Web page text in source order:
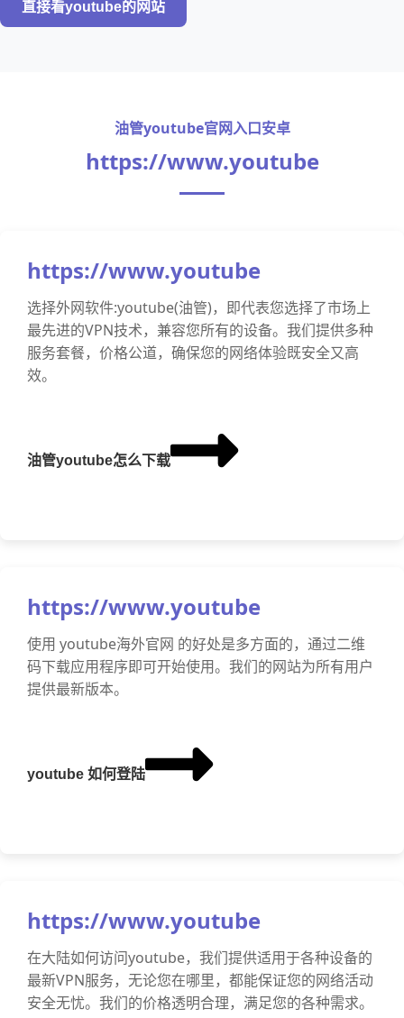
直接看youtube的网站
油管youtube官网入口安卓
https://www.youtube
https://www.youtube
选择外网软件:youtube(油管)，即代表您选择了市场上
最先进的VPN技术，兼容您所有的设备。我们提供多种
服务套餐，价格公道，确保您的网络体验既安全又高
效。
油管youtube怎么下载
https://www.youtube
使用 youtube海外官网 的好处是多方面的，通过二维
码下载应用程序即可开始使用。我们的网站为所有用户
提供最新版本。
youtube 如何登陆
https://www.youtube
在大陆如何访问youtube，我们提供适用于各种设备的
最新VPN服务，无论您在哪里，都能保证您的网络活动
安全无忧。我们的价格透明合理，满足您的各种需求。